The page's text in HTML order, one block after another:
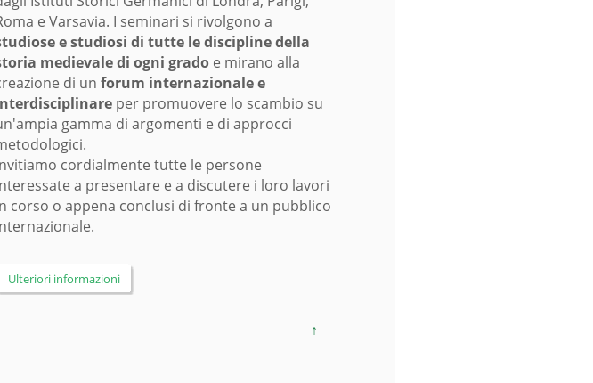
e Varsavia. I seminari si rivolgono a
e studiosi di tutte le discipline della
medievale di ogni gradoe mirano alla
di un forum internazionale e
per promuovere lo scambio su
gamma di argomenti e di approcci
cordialmente tutte le persone
a presentare e a discutere i loro lavori
corso o appena conclusi di fronte a un pubblico
Ulteriori informazioni
↑